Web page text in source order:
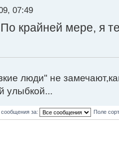
07:49
крайней мере, я
люди" не
улыбкой...
сообщения за: Поле